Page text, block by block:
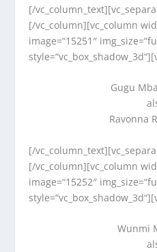
[/
[/vc_column][vc_column
image=“15251″
Gugu
Ravonna
[/
[/vc_column][vc_column
image=“15252″
Wunmi